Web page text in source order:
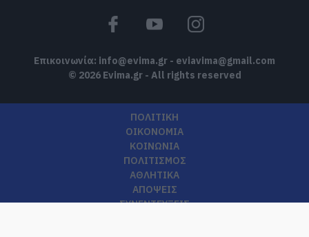
Επικοινωνία: info@evima.gr - eviavima@gmail.com
© 2026 Evima.gr - All rights reserved
ΠΟΛΙΤΙΚΗ
ΟΙΚΟΝΟΜΙΑ
ΚΟΙΝΩΝΙΑ
ΠΟΛΙΤΙΣΜΟΣ
ΑΘΛΗΤΙΚΑ
ΑΠΟΨΕΙΣ
ΣΥΝΕΝΤΕΥΞΕΙΣ